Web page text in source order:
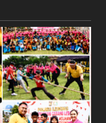
Negeri
Penuh